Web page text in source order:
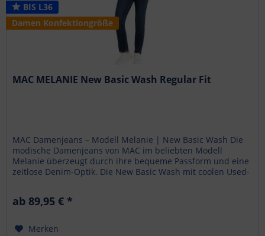
BIS L36
Damen Konfektiongröße
MAC MELANIE New Basic Wash Regular Fit
MAC Damenjeans – Modell Melanie | New Basic Wash Die
modische Damenjeans von MAC im beliebten Modell
Melanie überzeugt durch ihre bequeme Passform und eine
zeitlose Denim-Optik. Die New Basic Wash mit coolen Used-
ab 89,95 € *
Merken